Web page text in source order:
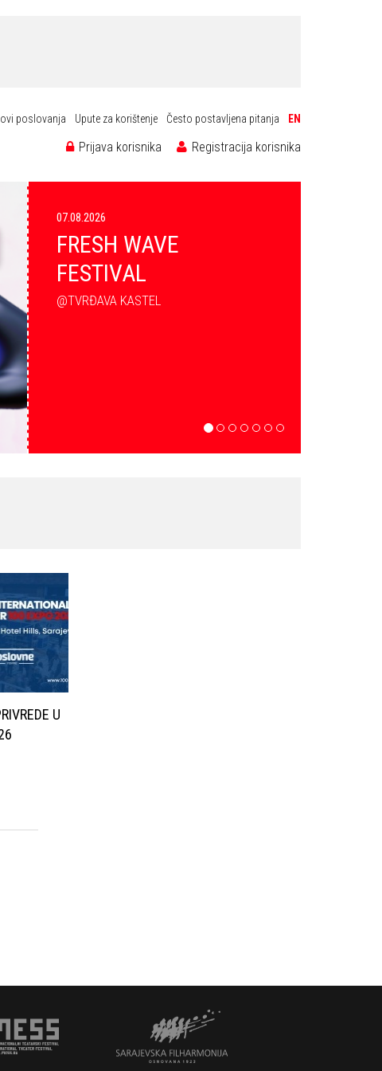
poslovanja Upute za korištenje Često postavljena pitanja EN
Prijava korisnika Registracija korisnika
07.08.2026
FRESH WAVE
FESTIVAL
@TVRĐAVA KASTEL
U